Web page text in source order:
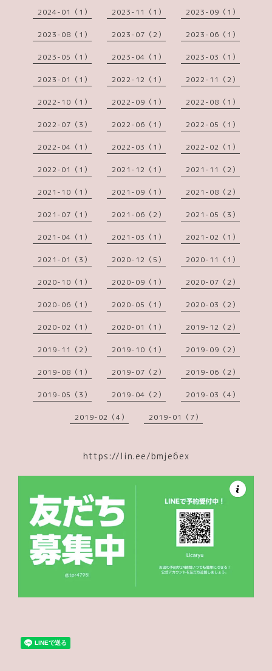
2024-01（1） 2023-11（1） 2023-09（1）
2023-08（1） 2023-07（2） 2023-06（1）
2023-05（1） 2023-04（1） 2023-03（1）
2023-01（1） 2022-12（1） 2022-11（2）
2022-10（1） 2022-09（1） 2022-08（1）
2022-07（3） 2022-06（1） 2022-05（1）
2022-04（1） 2022-03（1） 2022-02（1）
2022-01（1） 2021-12（1） 2021-11（2）
2021-10（1） 2021-09（1） 2021-08（2）
2021-07（1） 2021-06（2） 2021-05（3）
2021-04（1） 2021-03（1） 2021-02（1）
2021-01（3） 2020-12（5） 2020-11（1）
2020-10（1） 2020-09（1） 2020-07（2）
2020-06（1） 2020-05（1） 2020-03（2）
2020-02（1） 2020-01（1） 2019-12（2）
2019-11（2） 2019-10（1） 2019-09（2）
2019-08（1） 2019-07（2） 2019-06（2）
2019-05（3） 2019-04（2） 2019-03（4）
2019-02（4） 2019-01（7）
https://lin.ee/bmje6ex